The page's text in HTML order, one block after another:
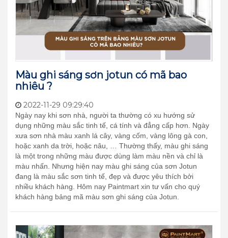
Màu ghi sáng sơn jotun có mã bao
nhiêu ?
2022-11-29 09:29:40
Ngày nay khi sơn nhà, người ta thường có xu hướng sử
dụng những màu sắc tinh tế, cá tính và đẳng cấp hơn. Ngày
xưa sơn nhà màu xanh lá cây, vàng cốm, vàng lông gà con,
hoặc xanh da trời, hoặc nâu, … Thường thấy, màu ghi sáng
là một trong những màu được dùng làm màu nền và chỉ là
màu nhấn. Nhưng hiện nay màu ghi sáng của sơn Jotun
đang là màu sắc sơn tinh tế, đẹp và được yêu thích bởi
nhiều khách hàng. Hôm nay Paintmart xin tư vấn cho quý
khách hàng bảng mã màu sơn ghi sáng của Jotun.